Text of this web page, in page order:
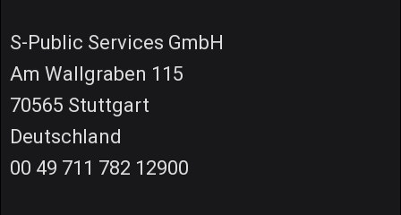
S-Public Services GmbH
Am Wallgraben 115
70565 Stuttgart
Deutschland
00 49 711 782 12900